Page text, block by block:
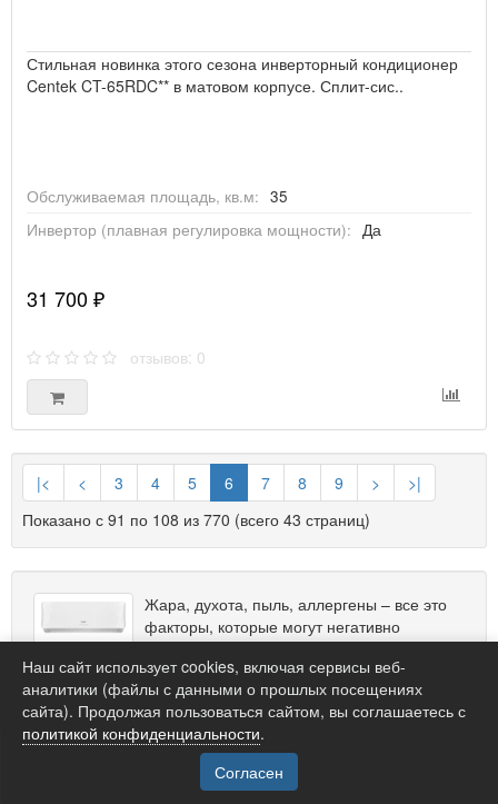
Стильная новинка этого сезона инверторный кондиционер
Centek CT-65RDC** в матовом корпусе. Сплит-сис..
Обслуживаемая площадь, кв.м: 35
Инвертор (плавная регулировка мощности):
Да
31 700 ₽
отзывов: 0
|< < 3 4 5 6 7 8 9 >
>|
Показано с 91 по 108 из 770 (всего 43 страниц)
Жара, духота, пыль, аллергены – все это
факторы, которые могут негативно
сказаться на вашем здоровье и комфорте.
Но не нужно мириться с ними, ведь
решение есть – покупка кондиционера в
Липецке в нашем интернет-магазине.
Мы предлагаем широкий ассортимент сплит-систем от
ведущих производителей, которые отличаются высоким
качеством, надежностью и долговечностью. У нас вы
Наш сайт использует cookies, включая сервисы веб-
аналитики (файлы с данными о прошлых посещениях
сайта). Продолжая пользоваться сайтом, вы соглашаетесь с
политикой конфиденциальности.
Согласен